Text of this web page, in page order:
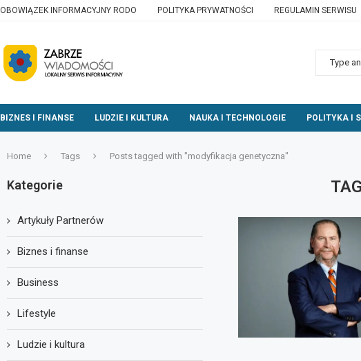
OBOWIĄZEK INFORMACYJNY RODO POLITYKA PRYWATNOŚCI REGULAMIN SERWISU
BIZNES I FINANSE LUDZIE I KULTURA NAUKA I TECHNOLOGIE POLITYKA I
Home Tags Posts tagged with "modyfikacja genetyczna"
Kategorie
Artykuły Partnerów
Biznes i finanse
Business
Lifestyle
Ludzie i kultura